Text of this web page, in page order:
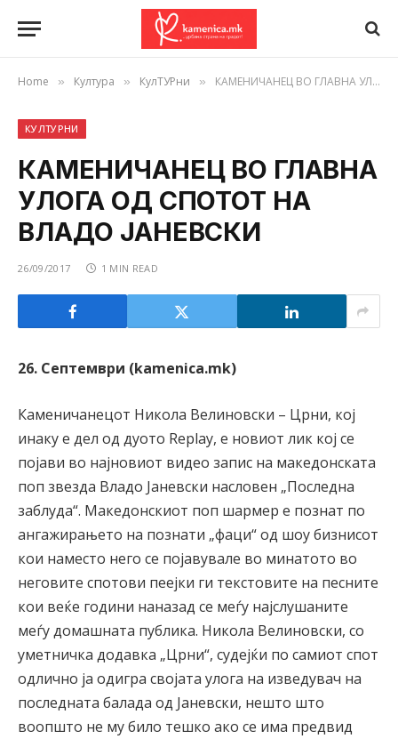
Home » Култура » КулТУРни » КАМЕНИЧАНЕЦ ВО ГЛАВНА УЛОГА ОД СПОТОТ НА ВЛАДО ЈАНЕВСКИ
КУЛТУРНИ
КАМЕНИЧАНЕЦ ВО ГЛАВНА
УЛОГА ОД СПОТОТ НА
ВЛАДО ЈАНЕВСКИ
26/09/2017 1 MIN READ
26. Септември (kamenica.mk)
Каменичанецот Никола Велиновски – Црни, кој
инаку е дел од дуото Replay, е новиот лик кој се
појави во најновиот видео запис на македонската
поп звезда Владо Јаневски насловен „Последна
заблуда“. Македонскиот поп шармер е познат по
ангажирањето на познати „фаци“ од шоу бизнисот
кои наместо него се појавувале во минатото во
неговите спотови пеејки ги текстовите на песните
кои веќе години наназад се меѓу најслушаните
меѓу домашната публика. Никола Велиновски, со
уметничка додавка „Црни“, судејќи по самиот спот
одлично ја одигра својата улога на изведувач на
последната балада од Јаневски, нешто што
воопшто не му било тешко ако се има предвид